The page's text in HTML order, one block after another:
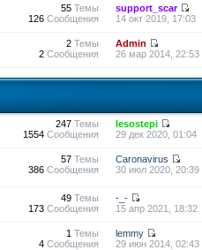
55Темы
126Сообщения
support_scar
14 окт 2019, 17:03
2Темы
2Сообщения
Admin
26 мар 2014, 22:53
247Темы
1554Сообщения
lesostepi
29 дек 2020, 01:04
57Темы
386Сообщения
Caronavirus
30 июл 2020, 20:39
49Темы
173Сообщения
-_-
15 апр 2021, 18:32
1 Темы
4Сообщения
lemmy
29 июн 2014, 02:43